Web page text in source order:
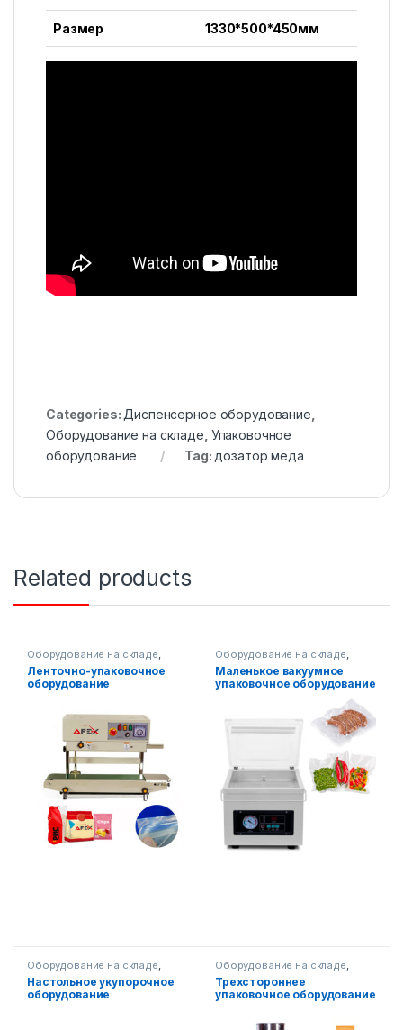
Размер 1330*500*450мм
Categories: Диспенсерное оборудование
Оборудование на складе Упаковочное
оборудование
Tag: дозатор меда
Related products
Оборудование на складе,
Упаковочное оборудование
Ленточно-упаковочное
оборудование
Оборудование на складе,
Упаковочное оборудование
Маленькое вакуумное
упаковочное оборудование
Оборудование на складе
Водные продукты
Упаковочное оборудование
Настольное укупорочное
оборудование
Оборудование на складе
Упаковочное оборудование
Вертикальная упаковка
Трехстороннее
упаковочное оборудование